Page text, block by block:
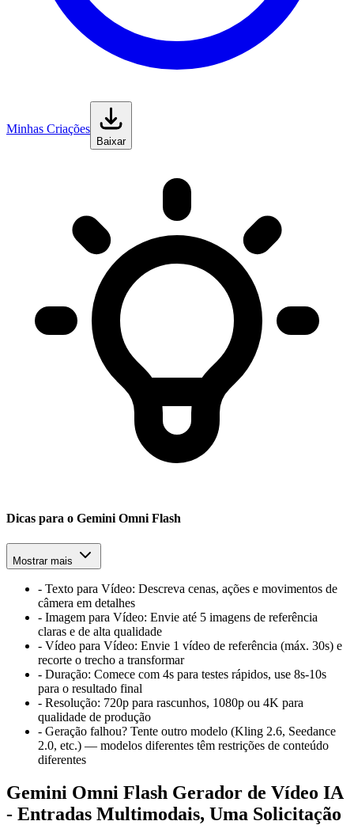
Minhas Criações
Baixar
Dicas para o Gemini Omni Flash
Mostrar mais
- Texto para Vídeo: Descreva cenas, ações e movimentos de
câmera em detalhes
- Imagem para Vídeo: Envie até 5 imagens de referência
claras e de alta qualidade
- Vídeo para Vídeo: Envie 1 vídeo de referência (máx. 30s) e
recorte o trecho a transformar
- Duração: Comece com 4s para testes rápidos, use 8s-10s
para o resultado final
- Resolução: 720p para rascunhos, 1080p ou 4K para
qualidade de produção
- Geração falhou? Tente outro modelo (Kling 2.6, Seedance
2.0, etc.) — modelos diferentes têm restrições de conteúdo
diferentes
Gemini Omni Flash Gerador de Vídeo IA
- Entradas Multimodais, Uma Solicitação